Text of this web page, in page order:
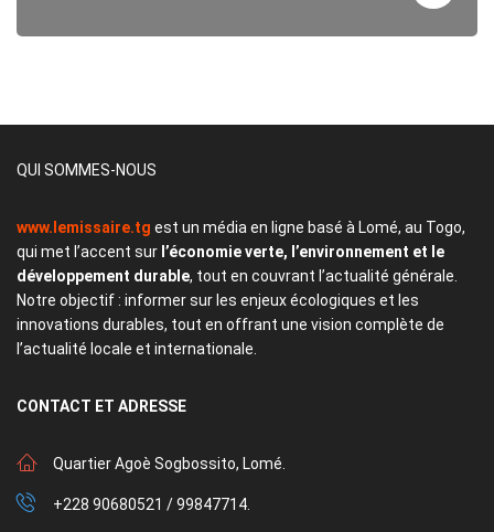
QUI SOMMES-NOUS
www.lemissaire.tg est un média en ligne basé à Lomé, au Togo,
qui met l’accent sur l’économie verte, l’environnement et le
développement durable, tout en couvrant l’actualité générale.
Notre objectif : informer sur les enjeux écologiques et les
innovations durables, tout en offrant une vision complète de
l’actualité locale et internationale.
CONTACT ET ADRESSE
Quartier Agoè Sogbossito, Lomé.
+228 90680521 / 99847714.